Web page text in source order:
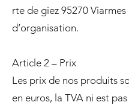
rte de giez 95270
d’organisation.
Article 2 – Prix
Les prix de nos produits
en euros, la TVA ni est